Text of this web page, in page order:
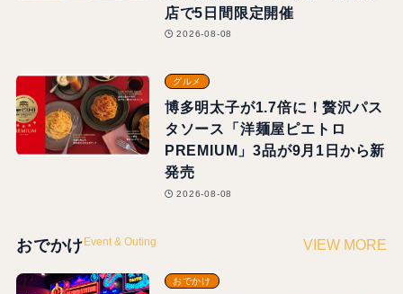
店で5日間限定開催
2026-08-08
グルメ
博多明太子が1.7倍に！贅沢パス
タソース「洋麺屋ピエトロ
PREMIUM」3品が9月1日から新
発売
2026-08-08
おでかけ Event & Outing VIEW MORE
おでかけ